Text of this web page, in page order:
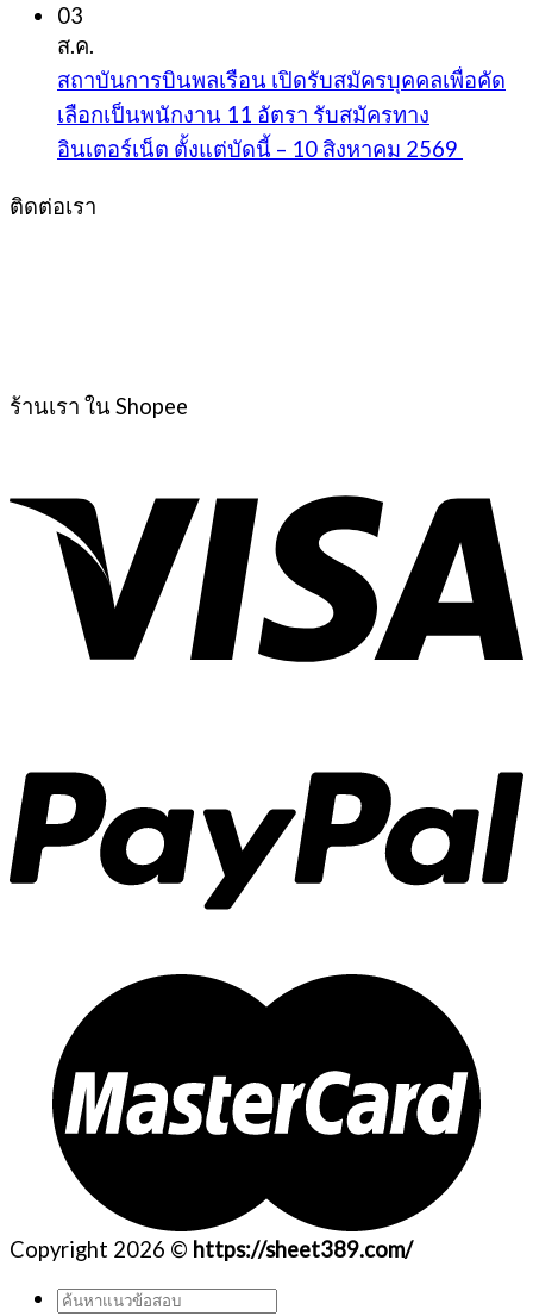
03
ส.ค.
สถาบันการบินพลเรือน เปิดรับสมัครบุคคลเพื่อคัด
เลือกเป็นพนักงาน 11 อัตรา รับสมัครทาง
อินเตอร์เน็ต ตั้งแต่บัดนี้ – 10 สิงหาคม 2569
ติดต่อเรา
ร้านเรา ใน Shopee
Copyright 2026 © https://sheet389.com/
ค้นหา: